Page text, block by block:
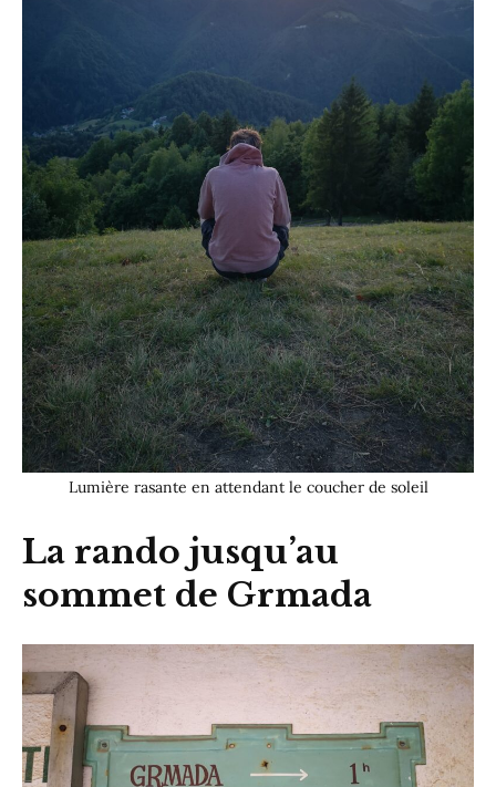
Lumière rasante en attendant le coucher de soleil
La rando jusqu’au
sommet de Grmada